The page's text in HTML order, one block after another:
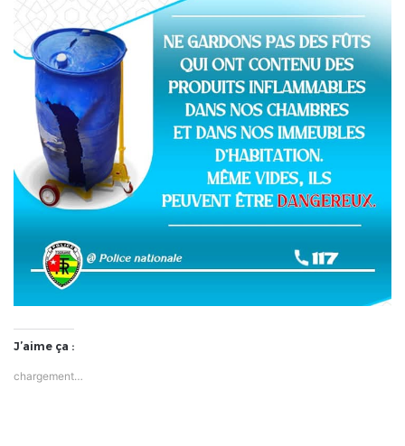
J’aime ça :
chargement…